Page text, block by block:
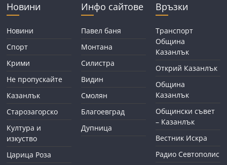
Новини
Новини
Спорт
Крими
Не пропускайте
Казанлък
Старозагорско
Култура и
изкуство
Царица Роза
Инфо сайтове
Павел баня
Монтана
Силистра
Видин
Смолян
Благоевград
Дупница
Връзки
Транспорт
Община
Казанлък
Открий Казанлък
Община
Казанлък
Общински съвет
– Казанлък
Вестник Искра
Радио Севтополис